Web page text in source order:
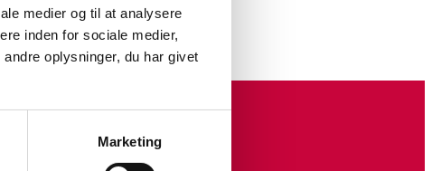
medier og til at analysere
inden for sociale medier,
oplysninger, du har givet
Marketing
Pure Leafher